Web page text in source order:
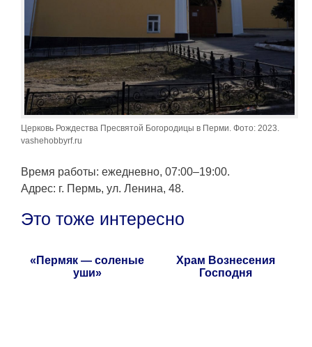
Церковь Рождества Пресвятой Богородицы в Перми. Фото: 2023.
vashehobbyrf.ru
Время работы: ежедневно, 07:00–19:00.
Адрес: г. Пермь, ул. Ленина, 48.
Это тоже интересно
«Пермяк — соленые
уши»
Храм Вознесения
Господня